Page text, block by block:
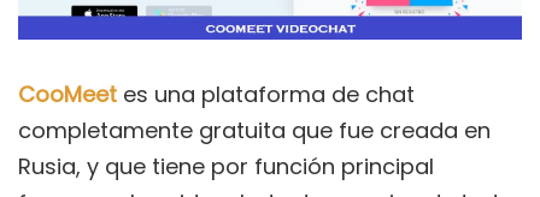
CooMeet es una plataforma de chat
completamente gratuita que fue creada en
Rusia, y que tiene por función principal